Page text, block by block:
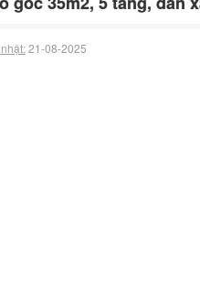
21-08-2025